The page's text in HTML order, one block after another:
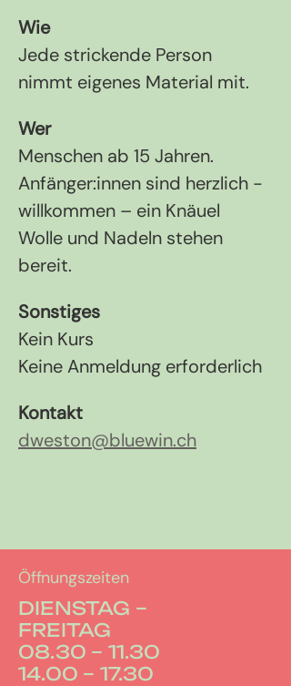
Wie
Jede strickende Person
nimmt eigenes Material mit.
Wer
Menschen ab 15 Jahren.
Anfänger:innen sind herzlich ­
willkommen – ein Knäuel
Wolle und Nadeln stehen
bereit.
Sonstiges
Kein Kurs
Keine Anmeldung erforderlich
Kontakt
dweston@bluewin.ch
Öffnungszeiten
DIENSTAG –
FREITAG
08.30 – 11.30
14.00 – 17.30